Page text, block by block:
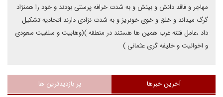
مهاجر و فاقد دانش و بینش و به شدت خرافه پرستی بودند و خود را همنژاد
گرگ میداند و خلق و خوی خونریز و به شدت نژادی دارند اتحادیه تشکیل
داد ،عامل فتنه غرب همین ها هستند در منطقه )(وهابیت و سلفیت سعودی
و اخوانیت و خلیفه گری عثمانی )
آخرین خبرها پر بازدیدترین ها